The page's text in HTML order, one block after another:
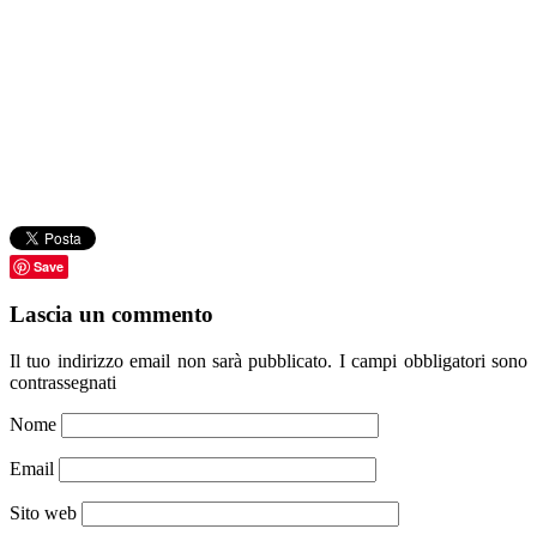
Save
Lascia un commento
Il tuo indirizzo email non sarà pubblicato. I campi obbligatori sono
contrassegnati
Nome
Email
Sito web